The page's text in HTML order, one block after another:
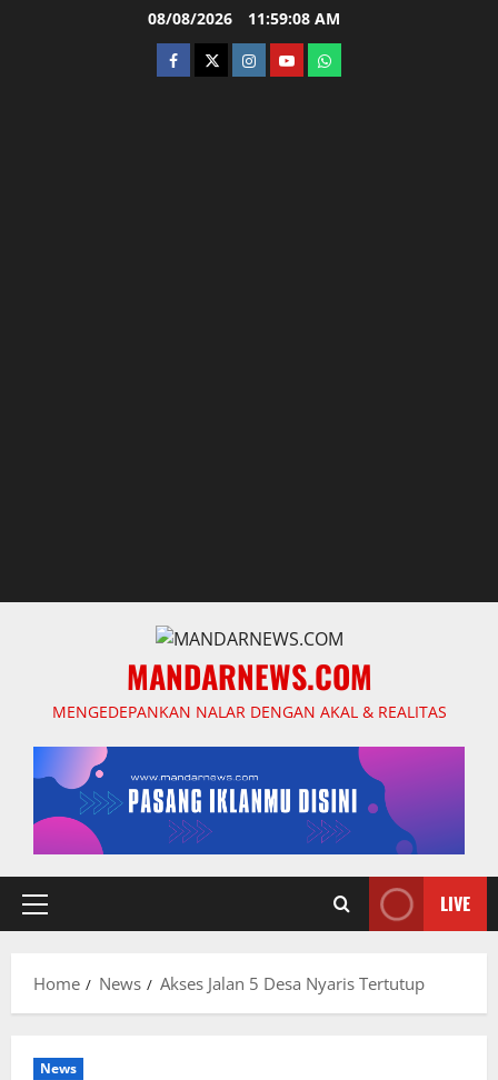
08/08/2026 11:59:09 AM
facebooktwitterinstagram.com
youtubewhatsapp
MANDARNEWS.COM
MENGEDEPANKAN NALAR DENGAN AKAL & REALITAS
Primary
LIVE
Home News Akses Jalan 5 Desa Nyaris Tertutup
News